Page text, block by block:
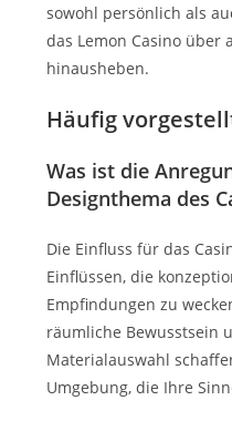
sowohl persönlich als
das Lemon Casino über
hinausheben.
Häufig
Was ist die
Designthema des
Die Einfluss für das
Einflüssen, die
Empfindungen zu
räumliche Bewusstsein
Materialauswahl
Umgebung, die Ihre